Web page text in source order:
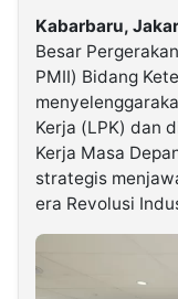
Kabarbaru,
Besar
PMII) Bidang
Kerja (LPK) dan
Kerja Masa
strategis
era Revolusi